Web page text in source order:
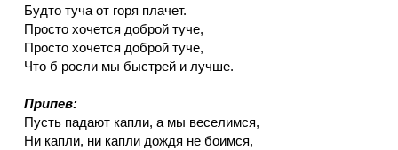
Будто туча от горя плачет.
Просто хочется доброй туче,
Просто хочется доброй туче,
Что б росли мы быстрей и лучше.
Припев:
Пусть падают капли, а мы веселимся,
Ни капли, ни капли дождя не боимся,